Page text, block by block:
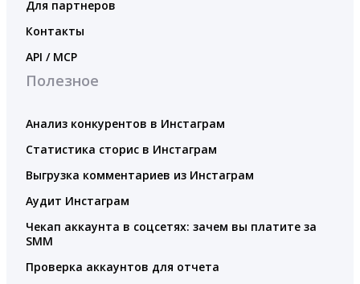
Для партнеров
Контакты
API / MCP
Полезное
Анализ конкурентов в Инстаграм
Статистика сторис в Инстаграм
Выгрузка комментариев из Инстаграм
Аудит Инстаграм
Чекап аккаунта в соцсетях: зачем вы платите за
SMM
Проверка аккаунтов для отчета